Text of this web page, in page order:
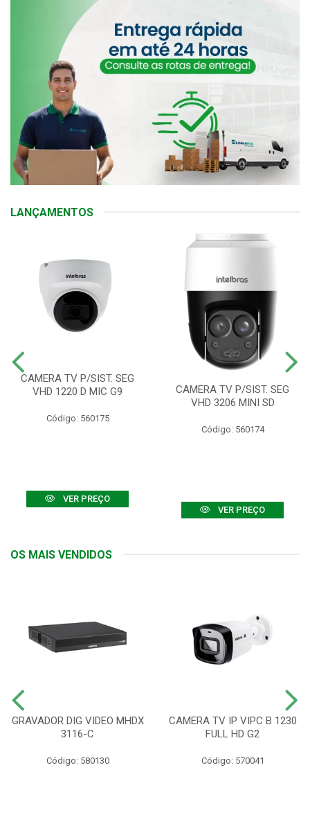
LANÇAMENTOS
CAMERA TV P/SIST. SEG
VHD 1220 D MIC G9
Código: 560175
VER PREÇO
CAMERA TV P/SIST. SEG
VHD 3206 MINI SD
Código: 560174
VER PREÇO
OS MAIS VENDIDOS
GRAVADOR DIG VIDEO MHDX
3116-C
Código: 580130
CAMERA TV IP VIPC B 1230
FULL HD G2
Código: 570041